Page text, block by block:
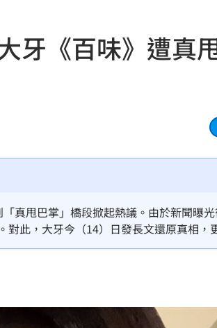
牙《百味》遭真
真甩巴掌」橋段掀起熱議。由於新聞曝
此，大牙今（14）日發長文還原真相，